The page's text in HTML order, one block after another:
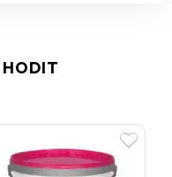
vzhled.
HODIT